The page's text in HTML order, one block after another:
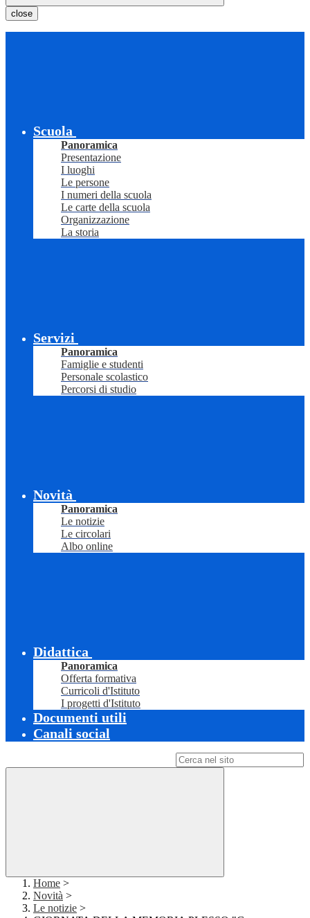
close
Scuola
Panoramica
Presentazione
I luoghi
Le persone
I numeri della scuola
Le carte della scuola
Organizzazione
La storia
Servizi
Panoramica
Famiglie e studenti
Personale scolastico
Percorsi di studio
Novità
Panoramica
Le notizie
Le circolari
Albo online
Didattica
Panoramica
Offerta formativa
Curricoli d'Istituto
I progetti d'Istituto
Documenti utili
Canali social
Home >
Novità >
Le notizie >